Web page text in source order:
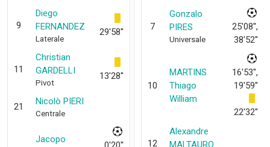
9
Diego
FERNANDEZ
Laterale
29'58''
11
Christian
GARDELLI
Pivot
13'28''
21 Nicolò PIERI
Centrale
Jacopo
7
Gonzalo
PIRES
Universale
25'08'',
38'52''
10
MARTINS
Thiago
William
16'53'',
19'59''
22'32''
12
Alexandre
MALTAURO